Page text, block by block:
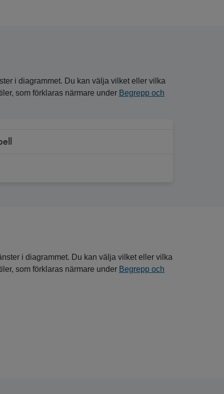
i diagrammet. Du kan välja vilket eller vilka
som förklaras närmare under Begrepp och
i diagrammet. Du kan välja vilket eller vilka
som förklaras närmare under Begrepp och